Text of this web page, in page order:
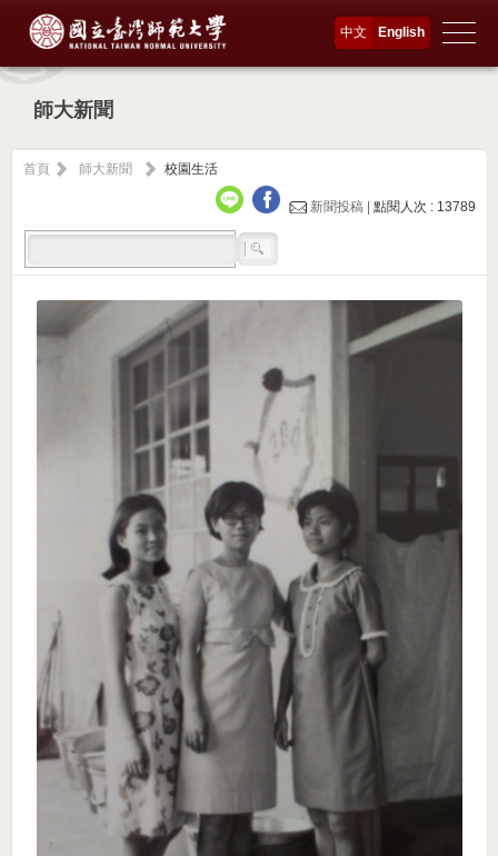
English
中文
師大新聞
首頁 師大新聞 校園生活
新聞投稿 |點閱人次 : 13789